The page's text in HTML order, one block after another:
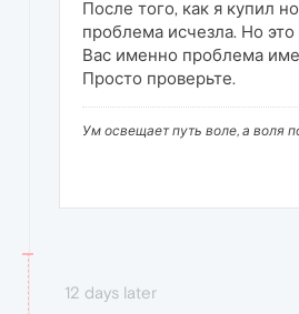
После того, как я купил
проблема исчезла. Но это
Вас именно проблема
Просто проверьте.
Ум освещает путь воле, а воля
12 days later